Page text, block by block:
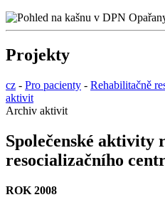
Projekty
cz - Pro pacienty - Rehabilitačně
aktivit
Archiv aktivit
Společenské aktivity
resocializačního
ROK 2008